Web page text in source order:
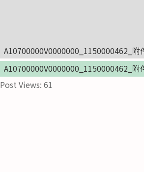
A10700000V0000000_1150000462_
A10700000V0000000_1150000462_
Post Views: 61